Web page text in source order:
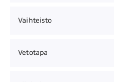
Vaihteisto
Vetotapa